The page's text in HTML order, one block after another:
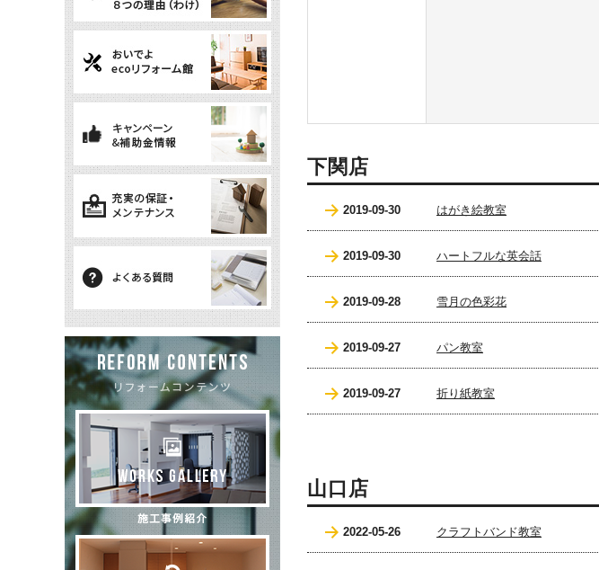
下関店
2019-09-30 はがき絵教室
2019-09-30 ハートフルな英会話
2019-09-28 雪月の色彩花
2019-09-27 パン教室
2019-09-27 折り紙教室
山口店
2022-05-26 クラフトバンド教室